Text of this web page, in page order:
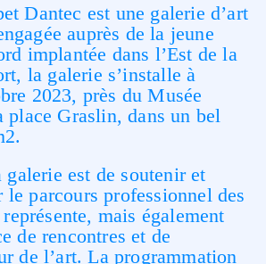
Dantec est une galerie d’art
auprès de la jeune
implantée dans l’Est de la
la galerie s’installe à
2023, près du Musée
place Graslin, dans un bel
est de soutenir et
le parcours professionnel des
mais également
de rencontres et de
de l’art. La programmation